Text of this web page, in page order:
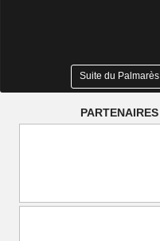
Suite du Palmarès
PARTENAIRES